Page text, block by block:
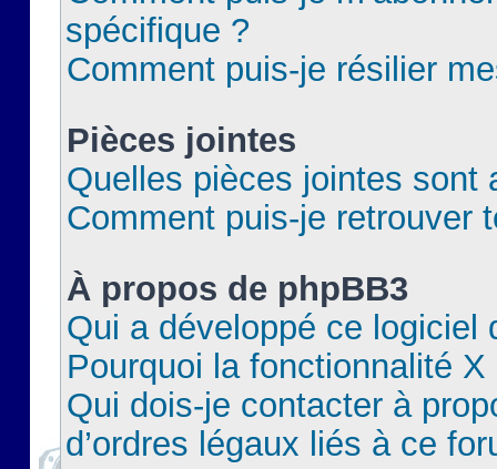
spécifique ?
Comment puis-je résilier
Pièces jointes
Quelles pièces jointes sont
Comment puis-je retrouver
À propos de phpBB3
Qui a développé ce logiciel
Pourquoi la fonctionnalité X
Qui dois-je contacter à
d’ordres légaux liés à ce